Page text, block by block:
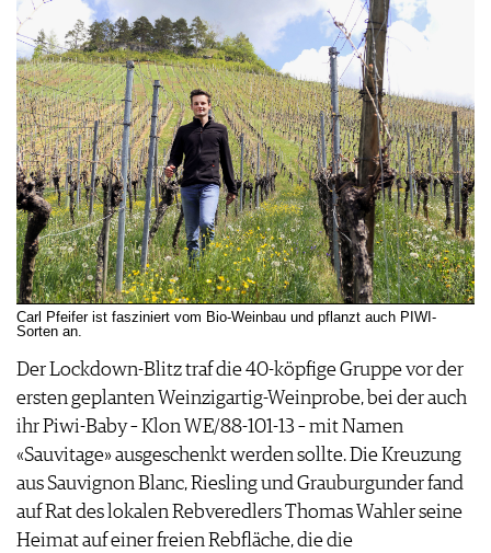
Carl Pfeifer ist fasziniert vom Bio-Weinbau und pflanzt auch PIWI-
Sorten an.
Der Lockdown-Blitz traf die 40-köpfige Gruppe vor der
ersten geplanten Weinzigartig-Weinprobe, bei der auch
ihr Piwi-Baby – Klon WE/88-101-13 – mit Namen
«Sauvitage» ausgeschenkt werden sollte. Die Kreuzung
aus Sauvignon Blanc, Riesling und Grauburgunder fand
auf Rat des lokalen Rebveredlers Thomas Wahler seine
Heimat auf einer freien Rebfläche, die die